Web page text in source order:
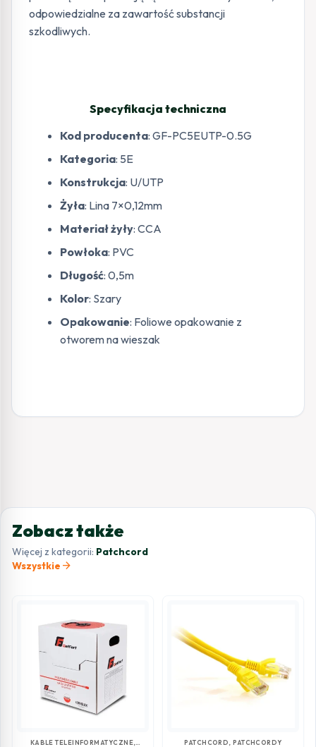
odpowiedzialne za zawartość substancji
szkodliwych.
Specyfikacja techniczna
Kod producenta: GF-PC5EUTP-0.5G
Kategoria: 5E
Konstrukcja: U/UTP
Żyła: Lina 7×0,12mm
Materiał żyły: CCA
Powłoka: PVC
Długość: 0,5m
Kolor: Szary
Opakowanie: Foliowe opakowanie z
otworem na wieszak
Zobacz także
Więcej z kategorii: Patchcord
Wszystkie arrow_forward
KABLE TELEINFORMATYCZNE,
PATCHCORD ,PATCHCORDY